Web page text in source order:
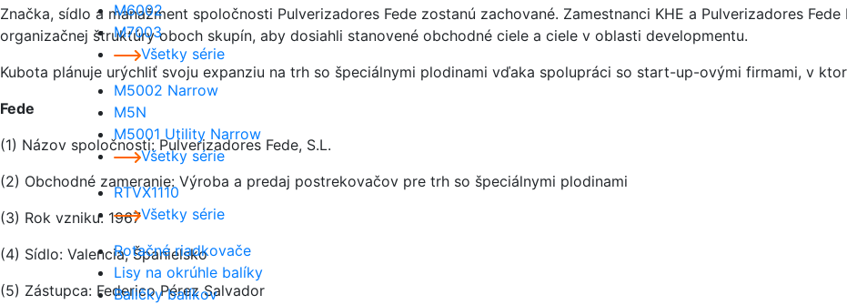
M6002
M7003
Všetky série
M5002 Narrow
M5N
M5001 Utility Narrow
Všetky série
RTVX1110
Všetky série
Rotačné riadkovače
Lisy na okrúhle balíky
Baličky balíkov
Značka, sídlo a manažment spoločnosti Pulverizadores Fede zostanú zachované. Zamestnanci KHE a Pulverizadores
organizačnej štruktúry oboch skupín, aby dosiahli stanovené obchodné ciele a ciele v oblasti developmentu.
Kubota plánuje urýchliť svoju expanziu na trh so špeciálnymi plodinami vďaka spolupráci so start-up-ovými firmami, v
Fede
(1) Názov spoločnosti: Pulverizadores Fede, S.L.
(2) Obchodné zameranie: Výroba a predaj postrekovačov pre trh so špeciálnymi plodinami
(3) Rok vzniku: 1967
(4) Sídlo: Valencia, Španielsko
(5) Zástupca: Federico Pérez Salvador